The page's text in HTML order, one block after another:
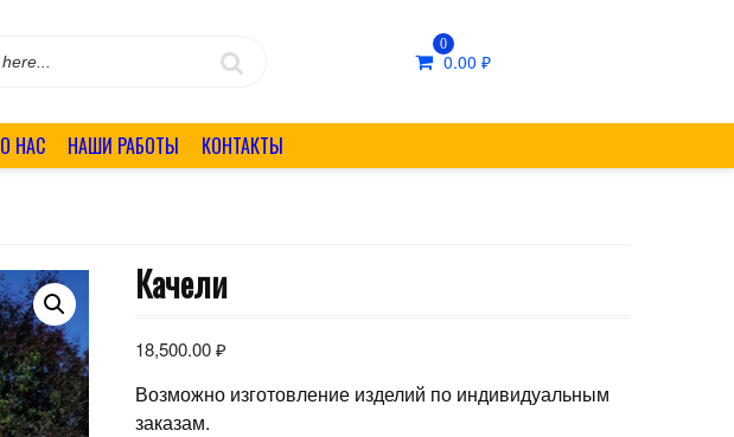
0
0.00₽
О НАС НАШИ РАБОТЫ КОНТАКТЫ
Качели
18,500.00₽
Возможно изготовление изделий по индивидуальным
заказам.